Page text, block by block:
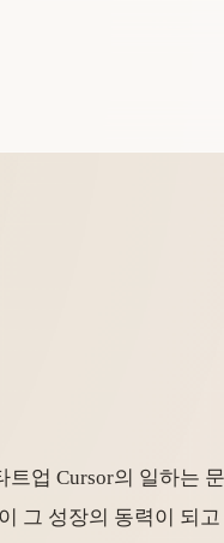
업 Cursor의 일하는
그 성장의 동력이 되